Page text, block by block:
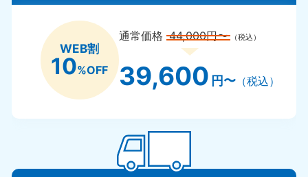
WEB割
10%OFF
通常価格44,000円〜 （税込）
39,600 円〜（税込）